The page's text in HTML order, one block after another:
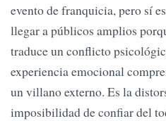
evento de franquicia, pero sí
llegar a públicos amplios
traduce un conflicto
experiencia emocional
un villano externo. Es la
imposibilidad de confiar del